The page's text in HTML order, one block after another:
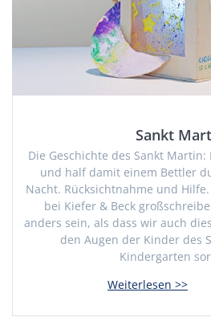
Sankt
Die Geschichte des Sankt
und half damit einem Bettler
Nacht. Rücksichtnahme und
bei Kiefer & Beck
anders sein, als dass wir auch
den Augen der Kinder des
Kindergarten